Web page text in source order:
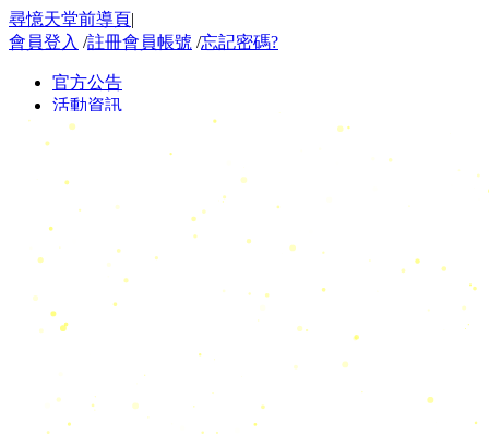
尋憶天堂前導頁|
會員登入 /註冊會員帳號 /忘記密碼?